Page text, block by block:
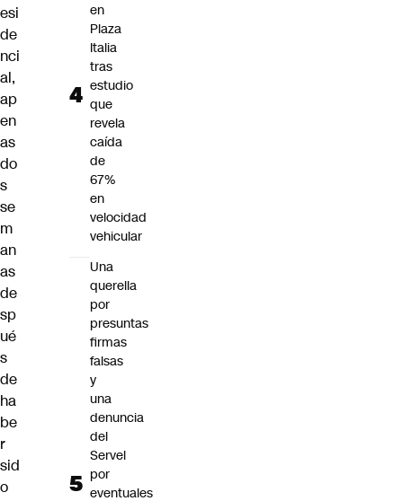
esi
de
nci
al,
ap
en
as
do
s
se
m
an
as
de
sp
ué
s
de
ha
be
r
sid
o
en
Plaza
Italia
tras
estudio
que
revela
caída
de
67%
en
velocidad
vehicular
Una
querella
por
presuntas
firmas
falsas
y
una
denuncia
del
Servel
por
eventuales